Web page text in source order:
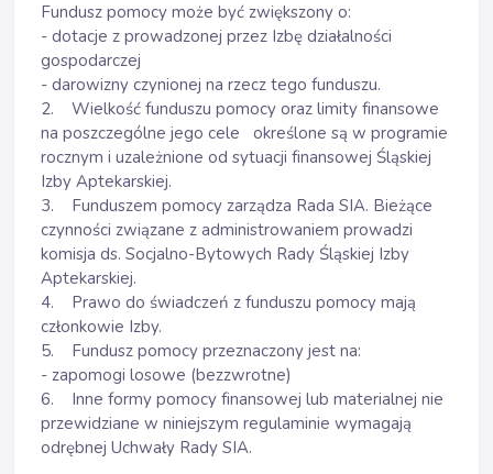
Fundusz pomocy może być zwiększony o:
- dotacje z prowadzonej przez Izbę działalności
gospodarczej
- darowizny czynionej na rzecz tego funduszu.
2. Wielkość funduszu pomocy oraz limity finansowe
na poszczególne jego cele określone są w programie
rocznym i uzależnione od sytuacji finansowej Śląskiej
Izby Aptekarskiej.
3. Funduszem pomocy zarządza Rada SIA. Bieżące
czynności związane z administrowaniem prowadzi
komisja ds. Socjalno-Bytowych Rady Śląskiej Izby
Aptekarskiej.
4. Prawo do świadczeń z funduszu pomocy mają
członkowie Izby.
5. Fundusz pomocy przeznaczony jest na:
- zapomogi losowe (bezzwrotne)
6. Inne formy pomocy finansowej lub materialnej nie
przewidziane w niniejszym regulaminie wymagają
odrębnej Uchwały Rady SIA.